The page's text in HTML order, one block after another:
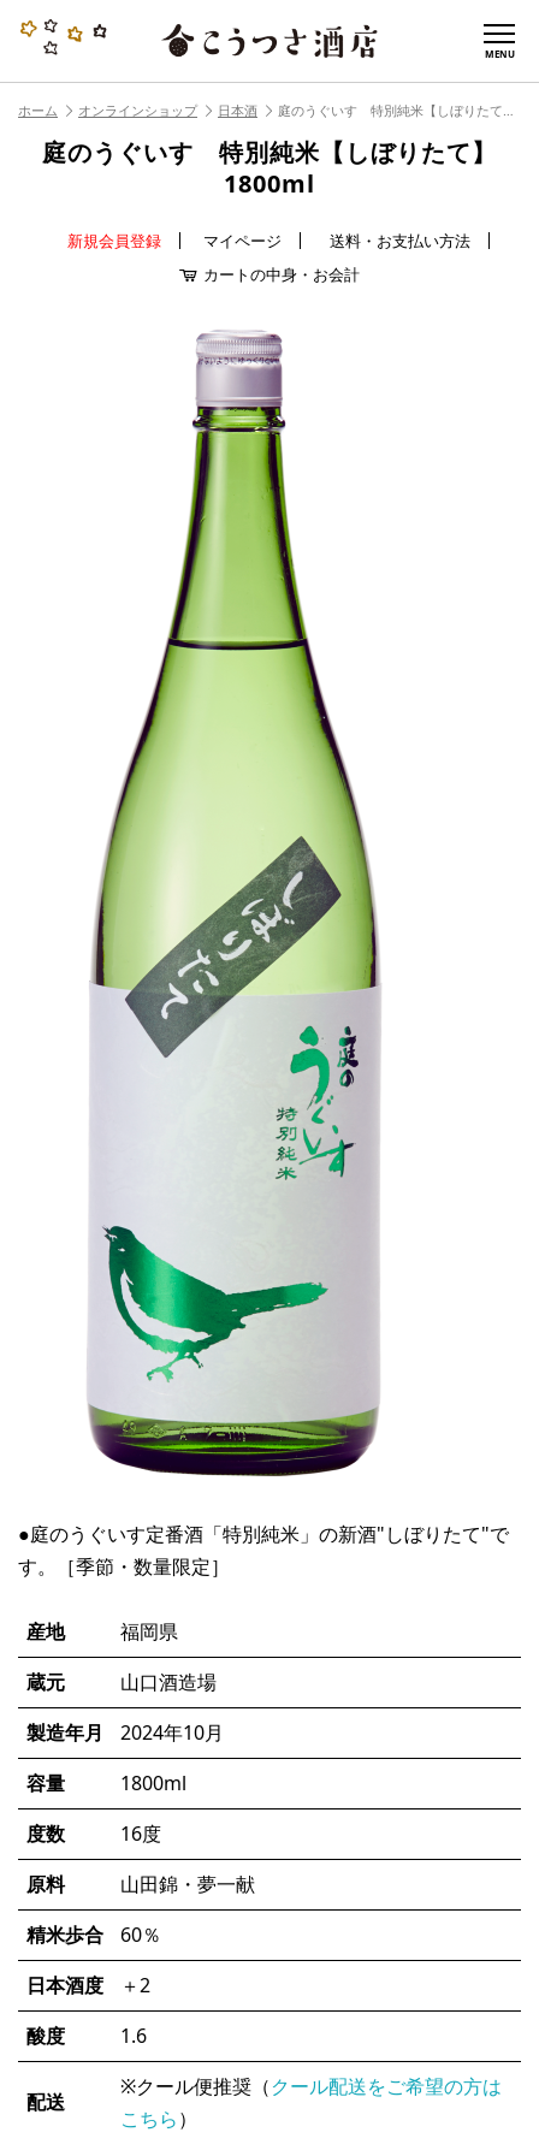
MENU
ホーム オンラインショップ 日本酒
庭のうぐいす 特別純米【しぼりたて】
1800ml
新規会員登録 マイページ
送料・お支払い方法
カートの中身・お会計
●庭のうぐいす定番酒「特別純米」の新酒"しぼりたて"で
す。［季節・数量限定］
産地
福岡県
蔵元
山口酒造場
製造年月
2024年10月
容量
1800ml
度数
16度
原料
山田錦・夢一献
精米歩合
60％
日本酒度
＋2
酸度
1.6
配送
※クール便推奨（クール配送をご希望の方は
こちら）